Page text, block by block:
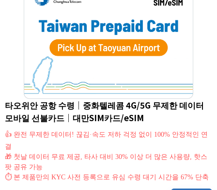
타오위안 공항 수령｜중화텔레콤 4G/5G 무제한 데이터
모바일 선불카드｜대만SIM카드/eSIM
👍 완전 무제한 데이터! 끊김·속도 저하 걱정 없이 100% 안정적인 연
결
🎁 첫날 데이터 무료 제공, 타사 대비 30% 이상 더 많은 사용량, 핫스
팟 공유 가능
⏱ 본 제품만의 KYC 사전 등록으로 유심 수령 대기 시간을 67% 단축